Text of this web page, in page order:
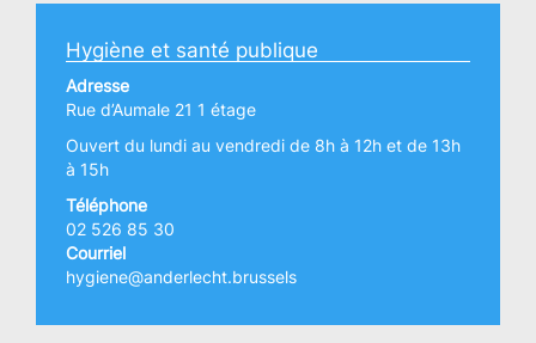
Hygiène et santé publique
Adresse
Rue d’Aumale 21 1 étage
Ouvert du lundi au vendredi de 8h à 12h et de 13h
à 15h
Téléphone
02 526 85 30
Courriel
hygiene@anderlecht.brussels